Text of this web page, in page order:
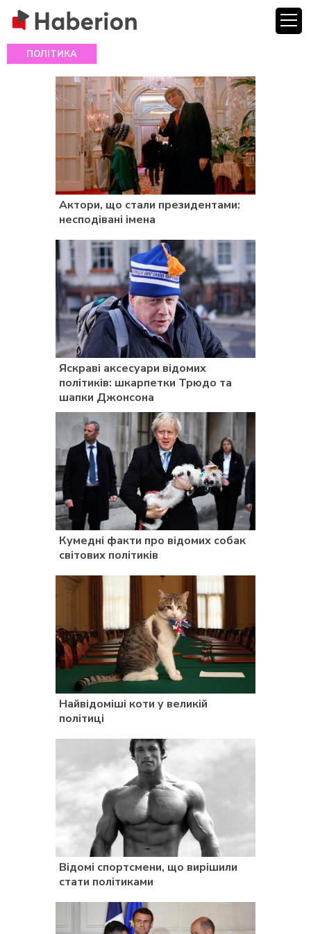
ПОЛІТИКА
Актори, що стали президентами:
несподівані імена
Яскраві аксесуари відомих
політиків: шкарпетки Трюдо та
шапки Джонсона
Кумедні факти про відомих собак
світових політиків
Найвідоміші коти у великій
політиці
Відомі спортсмени, що вирішили
стати політиками